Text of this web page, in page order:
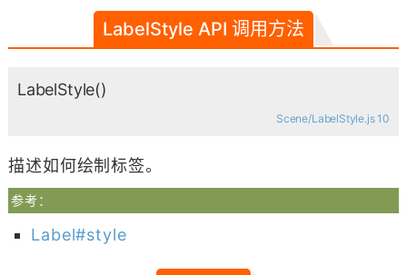
LabelStyle API 调用方法
LabelStyle()
Scene/LabelStyle.js 10
描述如何绘制标签。
参考：
Label#style